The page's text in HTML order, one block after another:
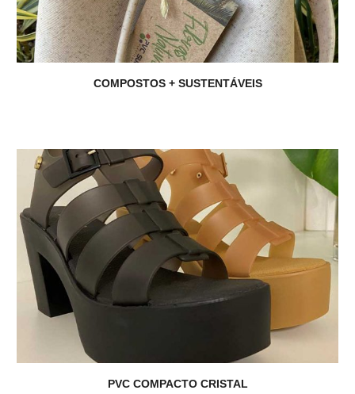
COMPOSTOS + SUSTENTÁVEIS
PVC COMPACTO CRISTAL